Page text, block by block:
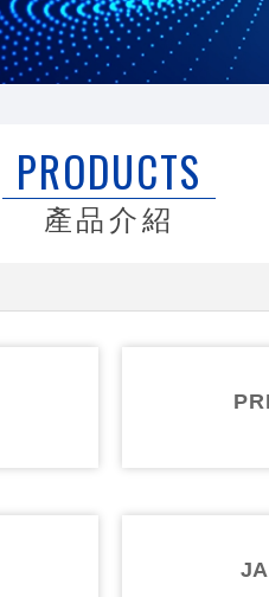
PRODUCTS
產品介紹
井化學